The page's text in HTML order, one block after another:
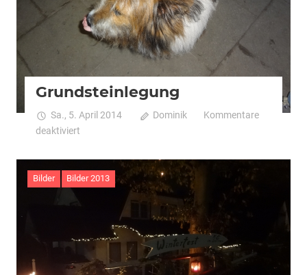
Grundsteinlegung
Sa., 5. April 2014 Dominik
Kommentare
deaktiviert
Bilder Bilder 2013